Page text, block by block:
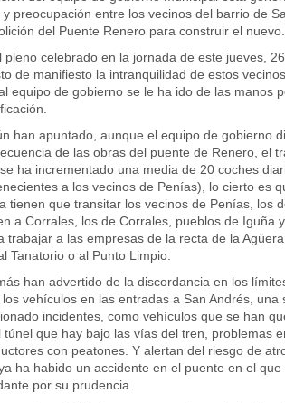
y preocupación entre los vecinos del barrio de
del Puente Renero para construir el nuevo.
pleno celebrado en la jornada de este jueves,
de manifiesto la intranquilidad de estos
equipo de gobierno se le ha ido de las manos
han apuntado, aunque el equipo de gobierno
de las obras del puente de Renero, el
ha incrementado una media de 20 coches
a los vecinos de Penías), lo cierto es
tienen que transitar los vecinos de Penías, los
a Corrales, los de Corrales, pueblos de Iguña
trabajar a las empresas de la recta de la
Tanatorio o al Punto Limpio.
han advertido de la discordancia en los
los vehículos en las entradas a San Andrés, una
incidentes, como vehículos que se han
túnel que hay bajo las vías del tren, problemas
con peatones. Y alertan del riesgo de
ha habido un accidente en el puente en el que
por su prudencia.